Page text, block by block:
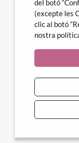
Avda
del botó
(excepte les
clic al botó
nostra